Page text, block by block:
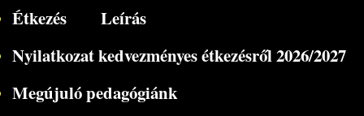
Étkezés
Leírás
Nyilatkozat kedvezményes étkezésről 2026/2027
Megújuló pedagógiánk